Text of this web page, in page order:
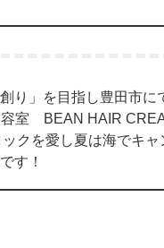
お店創り」を目指し
室 BEAN HAIR
クを愛し夏は海でキャ
す！